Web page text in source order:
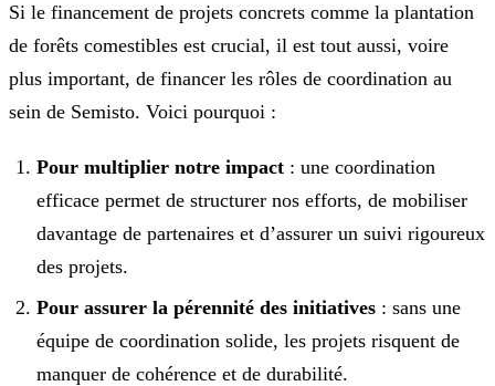
Si le financement de projets concrets comme la plantation
de forêts comestibles est crucial, il est tout aussi, voire
plus important, de financer les rôles de coordination au
sein de Semisto. Voici pourquoi :
Pour multiplier notre impact : une coordination
efficace permet de structurer nos efforts, de mobiliser
davantage de partenaires et d’assurer un suivi rigoureux
des projets.
Pour assurer la pérennité des initiatives : sans une
équipe de coordination solide, les projets risquent de
manquer de cohérence et de durabilité.